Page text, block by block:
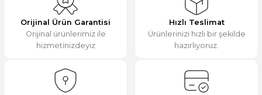
Ürün açıklamasında eksik bilgiler bulunuyor.
Ürün bilgilerinde hatalar bulunuyor.
Ürün fiyatı diğer sitelerden daha pahalı.
Bu ürüne benzer farklı alternatifler olmalı.
M... K... | 31/12/2025
Deneyimini Paylaş
Orijinal Ürün Garantisi
Orijinal ürünlerimiz ile
hizmetinizdeyiz
Hızlı Teslimat
Ürünlerinizi hızlı bir şekilde
hazırlıyoruz.